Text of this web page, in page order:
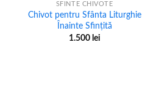
SFINTE CHIVOTE
Chivot pentru Sfânta Liturghie
Înainte Sfințită
1.500 lei